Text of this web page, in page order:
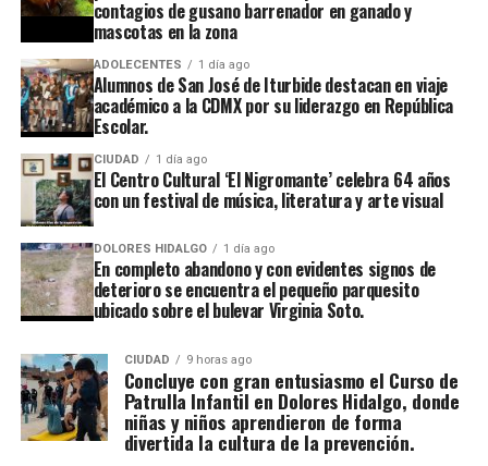
contagios de gusano barrenador en ganado y
mascotas en la zona
ADOLECENTES 1 día ago
Alumnos de San José de Iturbide destacan en viaje
académico a la CDMX por su liderazgo en República
Escolar.
CIUDAD 1 día ago
El Centro Cultural ‘El Nigromante’ celebra 64 años
con un festival de música, literatura y arte visual
DOLORES HIDALGO 1 día ago
En completo abandono y con evidentes signos de
deterioro se encuentra el pequeño parquesito
ubicado sobre el bulevar Virginia Soto.
CIUDAD 9 horas ago
Concluye con gran entusiasmo el Curso de
Patrulla Infantil en Dolores Hidalgo, donde
niñas y niños aprendieron de forma
divertida la cultura de la prevención.